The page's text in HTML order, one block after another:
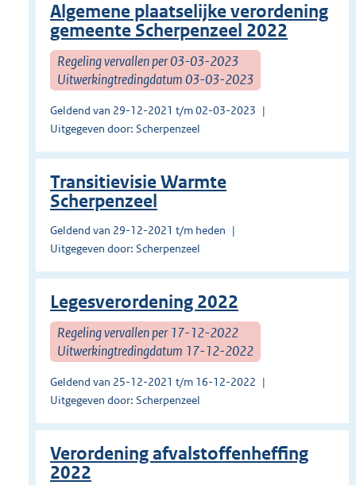
Algemene plaatselijke verordening
gemeente Scherpenzeel 2022
Regeling vervallen per 03-03-2023
Uitwerkingtredingdatum 03-03-2023
Geldend van 29-12-2021 t/m 02-03-2023
Uitgegeven door: Scherpenzeel
Transitievisie Warmte
Scherpenzeel
Geldend van 29-12-2021 t/m heden
Uitgegeven door: Scherpenzeel
Legesverordening 2022
Regeling vervallen per 17-12-2022
Uitwerkingtredingdatum 17-12-2022
Geldend van 25-12-2021 t/m 16-12-2022
Uitgegeven door: Scherpenzeel
Verordening afvalstoffenheffing
2022